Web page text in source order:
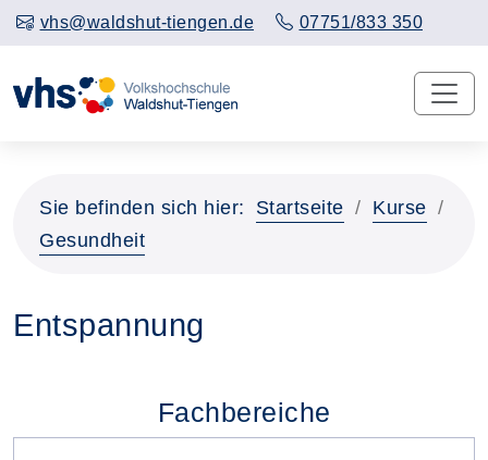
vhs@waldshut-tiengen.de 07751/833 350
Sie befinden sich hier: Startseite
Kurse
Gesundheit
Entspannung
Fachbereiche